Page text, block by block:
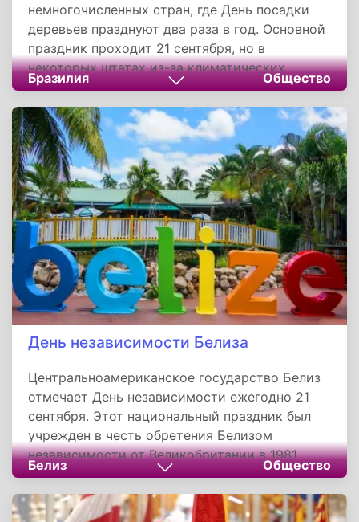
немногочисленных стран, где День посадки
деревьев празднуют два раза в год. Основной
праздник проходит 21 сентября, но в
некоторых штатах из-за климатических
условий мероприятия проходят в течение
последней недели марта.
Бразилия Общество
День независимости Белиза
Центральноамериканское государство Белиз
отмечает День независимости ежегодно 21
сентября. Этот национальный праздник был
учрежден в честь обретения Белизом
независимости от Великобритании в 1981
году. Первыми европейцами, высадившимися
на территории современного Белиза, стали
испанцы. Однако первыми поселенцами здесь
Белиз Общество